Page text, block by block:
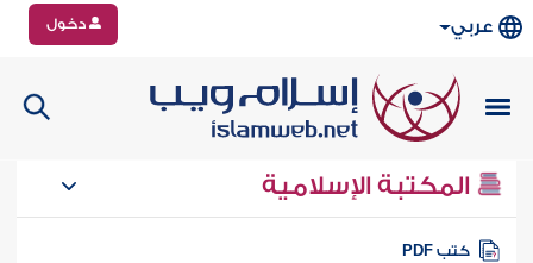
عربي دخول
المكتبة الإسلامية